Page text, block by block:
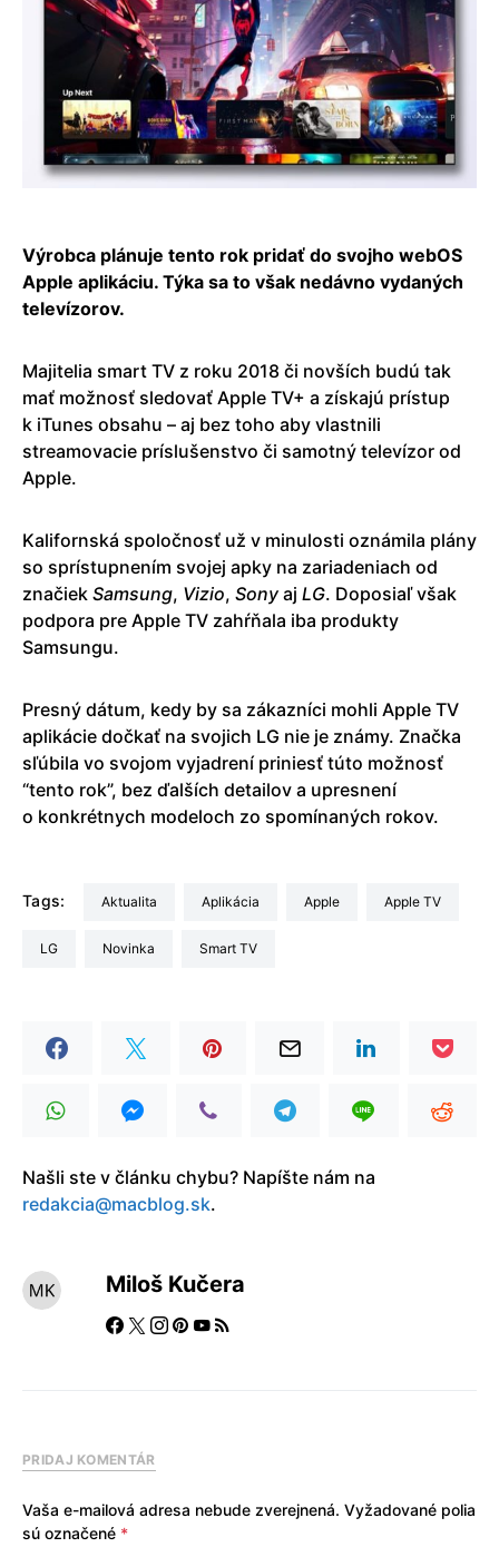
Výrobca plánuje tento rok pridať do svojho webOS
Apple aplikáciu. Týka sa to však nedávno vydaných
televízorov.
Majitelia smart TV z roku 2018 či novších budú tak
mať možnosť sledovať Apple TV+ a získajú prístup
k iTunes obsahu – aj bez toho aby vlastnili
streamovacie príslušenstvo či samotný televízor od
Apple.
Kalifornská spoločnosť už v minulosti oznámila plány
so sprístupnením svojej apky na zariadeniach od
značiek Samsung, Vizio, Sony aj LG. Doposiaľ však
podpora pre Apple TV zahŕňala iba produkty
Samsungu.
Presný dátum, kedy by sa zákazníci mohli Apple TV
aplikácie dočkať na svojich LG nie je známy. Značka
sľúbila vo svojom vyjadrení priniesť túto možnosť
“tento rok”, bez ďalších detailov a upresnení
o konkrétnych modeloch zo spomínaných rokov.
Tags: aktualita Aplikácia Apple Apple TV
LG Novinka Smart TV
Našli ste v článku chybu? Napíšte nám na
redakcia@macblog.sk.
Miloš Kučera
PRIDAJ KOMENTÁR
Vaša e-mailová adresa nebude zverejnená. Vyžadované polia
sú označené *